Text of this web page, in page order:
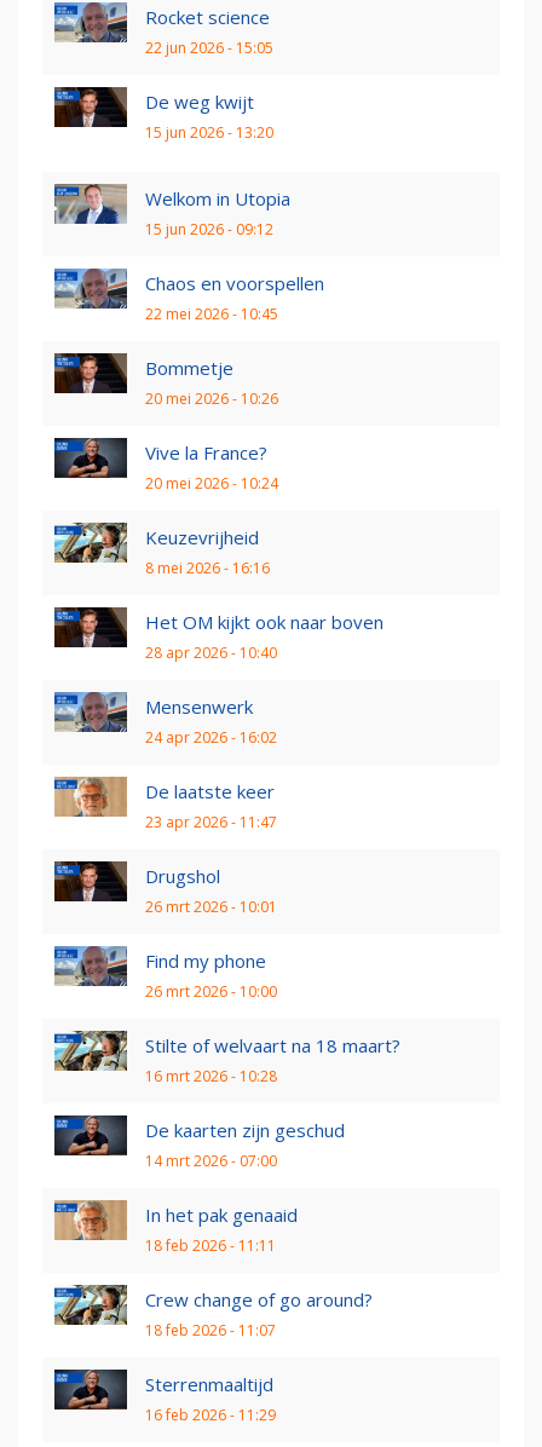
Rocket science
22 jun 2026 - 15:05
De weg kwijt
15 jun 2026 - 13:20
Welkom in Utopia
15 jun 2026 - 09:12
Chaos en voorspellen
22 mei 2026 - 10:45
Bommetje
20 mei 2026 - 10:26
Vive la France?
20 mei 2026 - 10:24
Keuzevrijheid
8 mei 2026 - 16:16
Het OM kijkt ook naar boven
28 apr 2026 - 10:40
Mensenwerk
24 apr 2026 - 16:02
De laatste keer
23 apr 2026 - 11:47
Drugshol
26 mrt 2026 - 10:01
Find my phone
26 mrt 2026 - 10:00
Stilte of welvaart na 18 maart?
16 mrt 2026 - 10:28
De kaarten zijn geschud
14 mrt 2026 - 07:00
In het pak genaaid
18 feb 2026 - 11:11
Crew change of go around?
18 feb 2026 - 11:07
Sterrenmaaltijd
16 feb 2026 - 11:29